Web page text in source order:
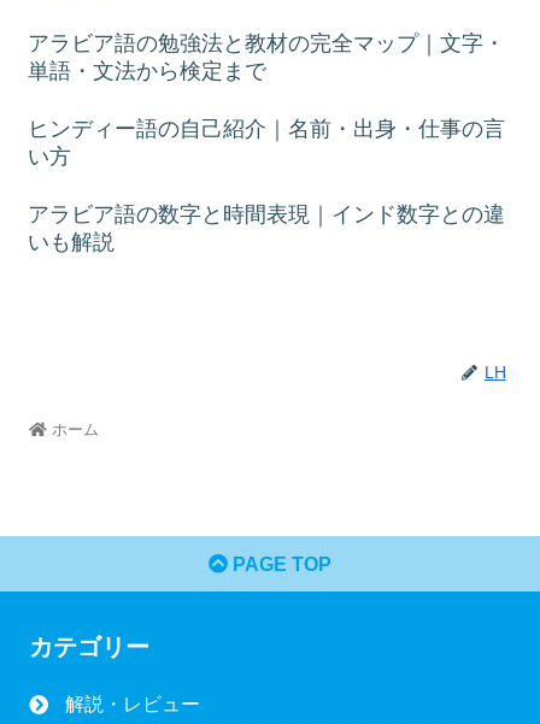
アラビア語の勉強法と教材の完全マップ｜文字・
単語・文法から検定まで
ヒンディー語の自己紹介｜名前・出身・仕事の言
い方
アラビア語の数字と時間表現｜インド数字との違
いも解説
LH
ホーム
PAGE TOP
カテゴリー
解説・レビュー